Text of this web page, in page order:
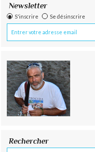
Newsletter
S'inscrire Se désinscrire
Rechercher